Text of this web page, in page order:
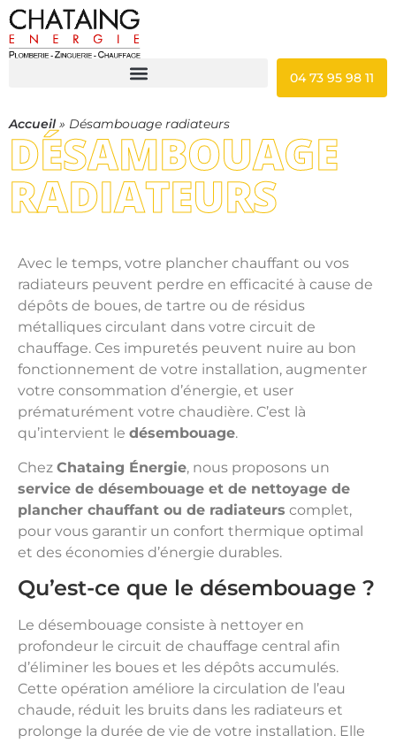
04 73 95 98 11
Accueil » Désambouage radiateurs
DÉSAMBOUAGE
RADIATEURS
Avec le temps, votre plancher chauffant ou vos
radiateurs peuvent perdre en efficacité à cause de
dépôts de boues, de tartre ou de résidus
métalliques circulant dans votre circuit de
chauffage. Ces impuretés peuvent nuire au bon
fonctionnement de votre installation, augmenter
votre consommation d’énergie, et user
prématurément votre chaudière. C’est là
qu’intervient le désembouage.
Chez Chataing Énergie, nous proposons un
service de désembouage et de nettoyage de
plancher chauffant ou de radiateurs complet,
pour vous garantir un confort thermique optimal
et des économies d’énergie durables.
Qu’est-ce que le désembouage ?
Le désembouage consiste à nettoyer en
profondeur le circuit de chauffage central afin
d’éliminer les boues et les dépôts accumulés.
Cette opération améliore la circulation de l’eau
chaude, réduit les bruits dans les radiateurs et
prolonge la durée de vie de votre installation. Elle